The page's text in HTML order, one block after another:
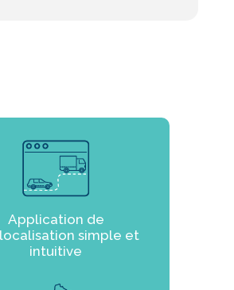
Application de
simple et
intuitive